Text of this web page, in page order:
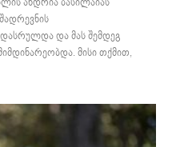
და მას შემდეგ
მისი თქმით,